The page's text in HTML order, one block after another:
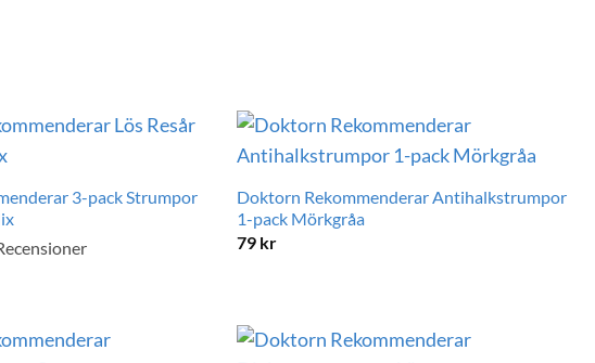
3-pack Strumpor
Doktorn Rekommenderar Antihalkstrumpor
1-pack Mörkgråa
79 kr